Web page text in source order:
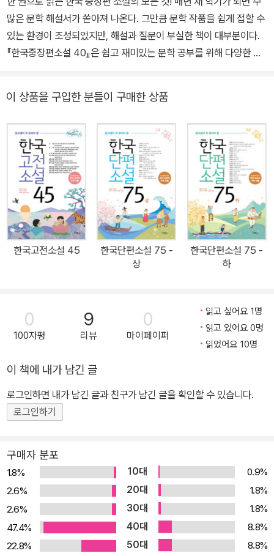
많은 문학 해설서가 쏟아져 나온다. 그만큼 문학 작품을 쉽게 접할 수
있는 환경이 조성되었지만, 해설과 질문이 부실한 책이 대부분이다.
『한국중장편소설 40』은 쉽고 재미있는 문학 공부를 위해 다양한 장
을 위해서 ‘작품 길잡이’, ‘구성과 줄거리’, ‘생각해 볼까요?’ 등으로 작
품을 상세히 분석했다. 아울러 작품 내용에 맞는 다채로운 삽화를 수
록해 중장편 소설은 지루하다는 선입견에서 벗어나고자 했다. 청소년
들이 경험의 세계를 확대하는 가장 좋은 방법 중 하나는 방대한 서사
를 담고 있는 한국 중장편 소설을 읽는 것이다. 소설 읽기를 통한 다양
한 간접 경험은 과거와 미래의 삶을 통찰하는 데도 큰 도움을 줄 것이
다. ◇ 『한국중장편소설 40』의 작품 선정 기준과 장점 - 문학사적 의
의, 예술성, 대중성을 작품 선정의 준거로 삼는다. - 문학 교과서에 수
록된 작품을 면밀히 검토한다. - 해설은 ‘작품 길잡이, 구성과 줄거리,
생각해 볼까요?’로 나누어 작품의 완전한 이해를 도모한다. - 등장인
편 수록! 중고등학교 교육과정에 빠지지 않고 등장하는 작품 위주로
엄선했다. 동시에 각 작품이 우리나라 문학사에서 차지하고 있는 위
꼭 읽어야 하는 것은 물론이고 성인들에게도 교양을 쌓는 데 도움이
되는 작품을 수록했다. 대하소설 「태백산맥」, 「토지」, 「혼불」에서 시험
에 자주 출제되는 부분을 놓치지 않고 수록하였고, 맨부커상을 받은
한 장치로 작품의 모든 것을 해설했다! 구성 단계에 따라 줄거리를 구
분해 작품의 성격을 정확하게 파악할 수 있도록 했고, 어려운 어휘는
바로 옆에서 풀이해 빠른 이해를 도모했다. 작품마다 실려 있는 인물
관계도를 통해 인물들을 보다 쉽게 파악하고 다채로운 삽화를 통해
작품에 대한 이해도를 높일 수 있다. 본문 중간중간에는 주석을 달아
작품을 자세히 해설했다. ‘작품 길잡이’를 통해 작품의 얼개를 한눈에
이 상품을 구입한 분들이 구매한 상품
한국고전소설 45
한국단편소설 75 -
상
한국단편소설 75 -
하
0
100자평
9
리뷰
0
마이페이퍼
읽고 싶어요 1명
읽고 있어요 0명
읽었어요 10명
이 책에 내가 남긴 글
로그인하면 내가 남긴 글과 친구가 남긴 글을 확인할 수 있습니다.
로그인하기
구매자 분포
1.8% 10대
0.9%
2.6%
20대
1.8%
2.6%
30대
1.8%
47.4%
40대
8.8%
22.8%
50대
8.8%